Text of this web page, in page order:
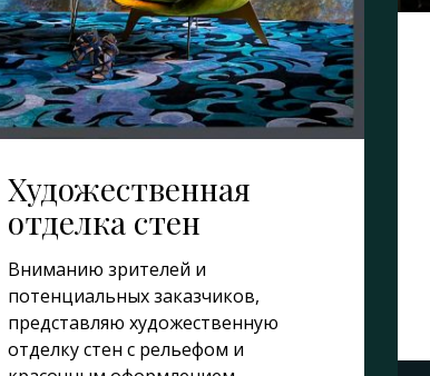
Художественная
отделка стен
Вниманию зрителей и
потенциальных заказчиков,
представляю художественную
отделку стен с рельефом и